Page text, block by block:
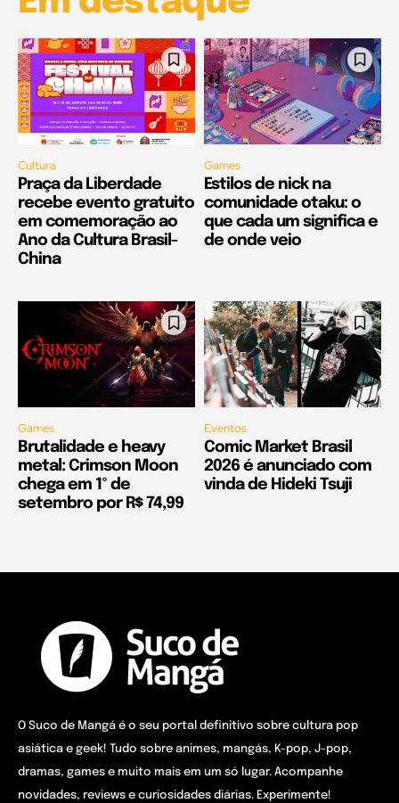
Cultura
Praça da Liberdade
recebe evento gratuito
em comemoração ao
Ano da Cultura Brasil-
China
Games
Estilos de nick na
comunidade otaku: o
que cada um significa e
de onde veio
Games
Brutalidade e heavy
metal: Crimson Moon
chega em 1º de
setembro por R$ 74,99
Eventos
Comic Market Brasil
2026 é anunciado com
vinda de Hideki Tsuji
O Suco de Mangá é o seu portal definitivo sobre cultura pop
asiática e geek! Tudo sobre animes, mangás, K-pop, J-pop,
dramas, games e muito mais em um só lugar. Acompanhe
novidades, reviews e curiosidades diárias. Experimente!